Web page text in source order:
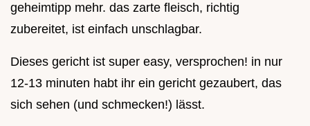
geheimtipp mehr. das zarte fleisch, richtig
zubereitet, ist einfach unschlagbar.
Dieses gericht ist super easy, versprochen! in nur
12-13 minuten habt ihr ein gericht gezaubert, das
sich sehen (und schmecken!) lässt.